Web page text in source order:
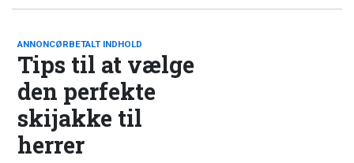
ANNONCØRBETALT INDHOLD
Tips til at vælge
den perfekte
skijakke til
herrer